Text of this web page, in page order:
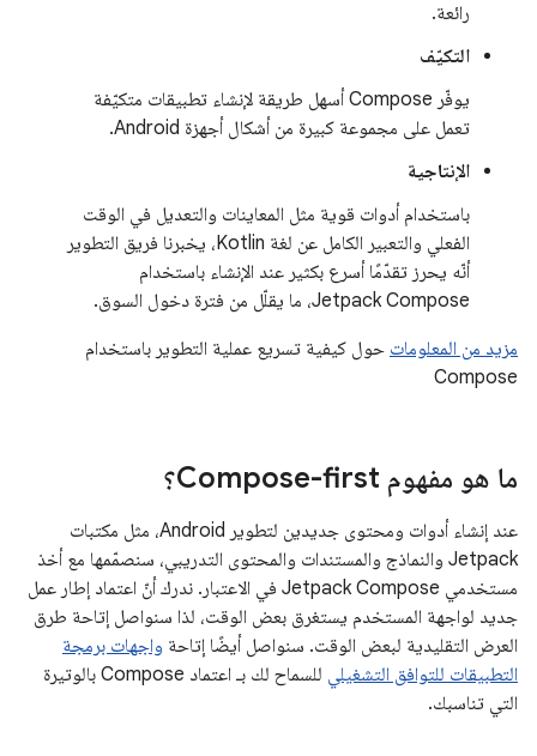
رائعة.
التكيّف
يوفّر Compose أسهل طريقة لإنشاء تطبيقات متكيّفة
تعمل على مجموعة كبيرة من أشكال أجهزة Android.
الإنتاجية
باستخدام أدوات قوية مثل المعاينات والتعديل في الوقت
الفعلي والتعبير الكامل عن لغة Kotlin، يخبرنا فريق التطوير
أنّه يحرز تقدّمًا أسرع بكثير عند الإنشاء باستخدام
Jetpack Compose، ما يقلّل من فترة دخول السوق.
مزيد من المعلومات حول كيفية تسريع عملية التطوير باستخدام
Compose
ما هو مفهوم Compose-first؟
عند إنشاء أدوات ومحتوى جديدين لتطوير Android، مثل مكتبات
Jetpack والنماذج والمستندات والمحتوى التدريبي، سنصمّمها مع أخذ
مستخدمي Jetpack Compose في الاعتبار. ندرك أنّ اعتماد إطار عمل
جديد لواجهة المستخدم يستغرق بعض الوقت، لذا سنواصل إتاحة طرق
العرض التقليدية لبعض الوقت. سنواصل أيضًا إتاحة واجهات برمجة
التطبيقات للتوافق التشغيلي
للسماح لك بـ اعتماد Compose بالوتيرة
التي تناسبك.